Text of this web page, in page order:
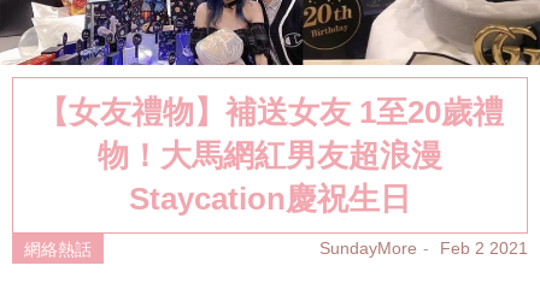
【女友禮物】補送女友 1至20歲禮
物！大馬網紅男友超浪漫
Staycation慶祝生日
網絡熱話 SundayMore Feb 2 2021